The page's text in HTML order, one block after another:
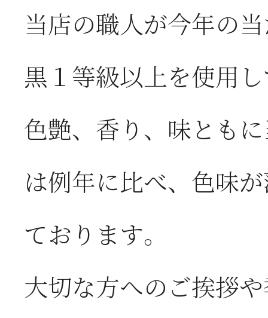
当店の職人が今年の
黒１等級以上を使用
色艶、香り、味とも
は例年に比べ、色味
ております。
大切な方へのご挨拶